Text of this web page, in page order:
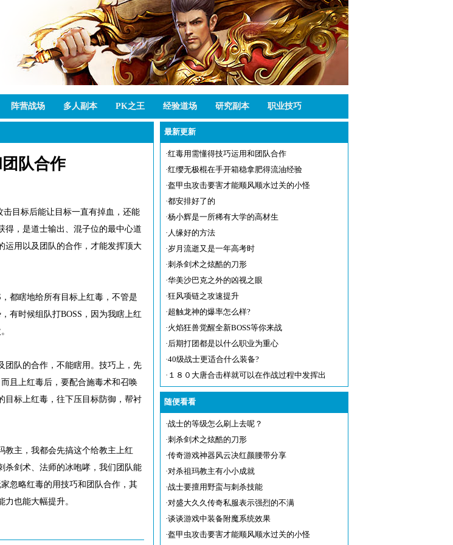
阵营战场 多人副本 PK之王 经验道场 研究副本 职业技巧
队合作
目标后能让目标一直有掉血，还能
得，是道士输出、混子位的最中心道
运用以及团队的合作，才能发挥顶大
都瞎地给所有目标上红毒，不管是
有时候组队打BOSS，因为我瞎上红
团队的合作，不能瞎用。技巧上，先
且上红毒后，要配合施毒术和召唤
目标上红毒，往下压目标防御，帮衬
教主，我都会先搞这个给教主上红
杀剑术、法师的冰咆哮，我们团队能
忽略红毒的用技巧和团队合作，其
也能大幅提升。
最新更新
·红毒用需懂得技巧运用和团队合作
·红缨无极棍在手开箱稳拿肥得流油经验
·盔甲虫攻击要害才能顺风顺水过关的小怪
·都安排好了的
·杨小辉是一所稀有大学的高材生
· 人缘好的方法
·岁月流逝又是一年高考时
·刺杀剑术之炫酷的刀形
·华美沙巴克之外的凶视之眼
·狂风项链之攻速提升
·超触龙神的爆率怎么样?
·火焰狂兽觉醒全新BOSS等你来战
·后期打团都是以什么职业为重心
·40级战士更适合什么装备?
· １８０大唐合击样就可以在作战过程中发挥出
随便看看
·战士的等级怎么刷上去呢？
·刺杀剑术之炫酷的刀形
·传奇游戏神器风云决红颜腰带分享
·对杀祖玛教主有小小成就
·战士要擅用野蛮与刺杀技能
·对盛大久久传奇私服表示强烈的不满
·谈谈游戏中装备附魔系统效果
·盔甲虫攻击要害才能顺风顺水过关的小怪